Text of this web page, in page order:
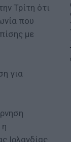
Τρίτη ότι
που
με
για
Ιρλανδίας